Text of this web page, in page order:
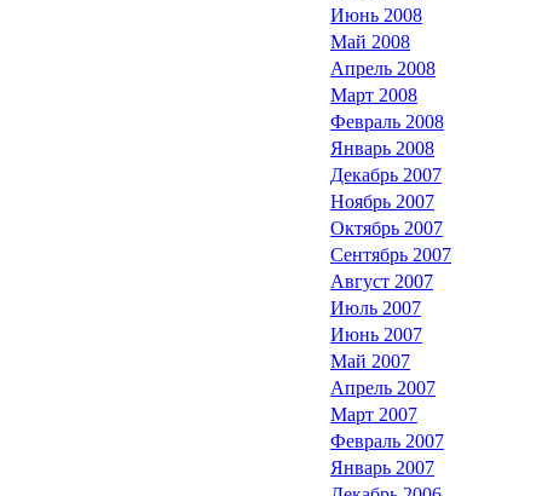
Июнь 2008
Май 2008
Апрель 2008
Март 2008
Февраль 2008
Январь 2008
Декабрь 2007
Ноябрь 2007
Октябрь 2007
Сентябрь 2007
Август 2007
Июль 2007
Июнь 2007
Май 2007
Апрель 2007
Март 2007
Февраль 2007
Январь 2007